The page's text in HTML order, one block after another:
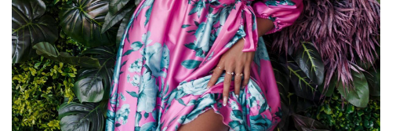
Mini kleitas
Adīt kleitas